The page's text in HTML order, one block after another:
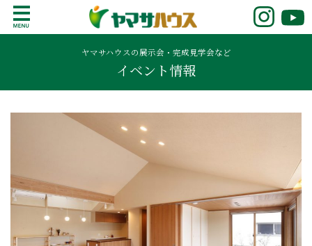
o
鹿児島で注文住宅ならヤマサハウス
新築の注文住宅や建売モデルハウスをお探し
の方はこちら。鹿児島県内で11年連続ナンバ
ーワンの実績を誇る、絆の家でおなじみの
ヤマサハウス。展示場情報や家づくりのこだ
ヤマサハウスの展示会・完成見学会など
イベント情報